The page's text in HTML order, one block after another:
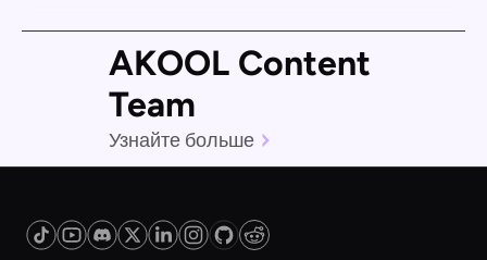
AKOOL Content
Team
Узнайте больше